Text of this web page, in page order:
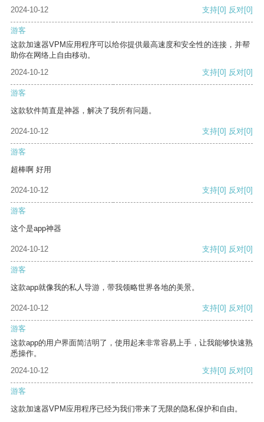
2024-10-12 支持[0] 反对[0]
游客
这款加速器VPM应用程序可以给你提供最高速度和安全性的连接，并帮
助你在网络上自由移动。
2024-10-12
支持[0] 反对[0]
游客
这款软件简直是神器，解决了我所有问题。
2024-10-12 支持[0] 反对[0]
游客
超棒啊 好用
2024-10-12 支持[0] 反对[0]
游客
这个是app神器
2024-10-12 支持[0] 反对[0]
游客
这款app就像我的私人导游，带我领略世界各地的美景。
2024-10-12 支持[0] 反对[0]
游客
这款app的用户界面简洁明了，使用起来非常容易上手，让我能够快速熟
悉操作。
2024-10-12
支持[0] 反对[0]
游客
这款加速器VPM应用程序已经为我们带来了无限的隐私保护和自由。